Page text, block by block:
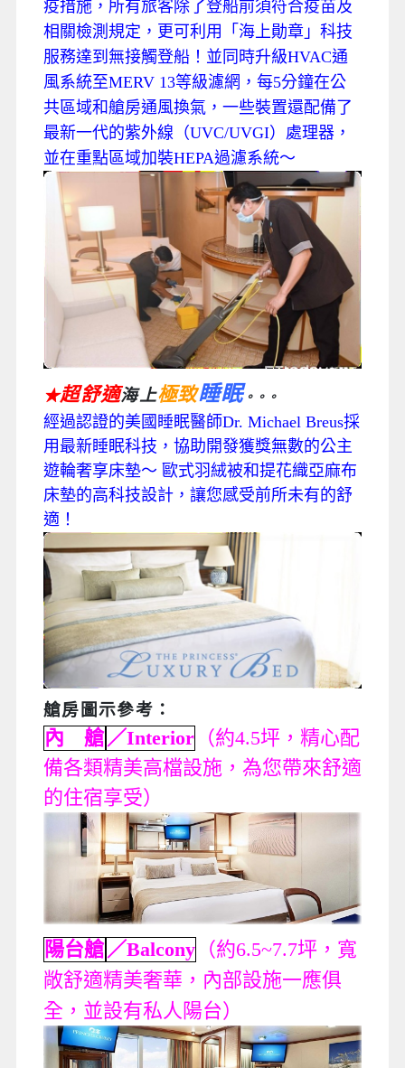
疫措施，所有旅客除了登船前須符合疫苗及
相關檢測規定，更可利用「海上勛章」科技
服務達到無接觸登船！並同時升級HVAC通
風系統至MERV 13等級濾網，每5分鐘在公
共區域和艙房通風換氣，一些裝置還配備了
最新一代的紫外線（UVC/UVGI）處理器，
並在重點區域加裝HEPA過濾系統～
★超舒適海上極致睡眠。。。
經過認證的美國睡眠醫師Dr. Michael Breus採
用最新睡眠科技，協助開發獲獎無數的公主
遊輪奢享床墊～ 歐式羽絨被和提花織亞麻布
床墊的高科技設計，讓您感受前所未有的舒
適！
艙房圖示參考 ：
內 艙／Interior （約4.5坪，精心配
備各類精美高檔設施，為您帶來舒適
的住宿享受）
陽台艙／Balcony （約6.5~7.7坪，寬
敞舒適精美奢華，內部設施一應俱
全，並設有私人陽台）